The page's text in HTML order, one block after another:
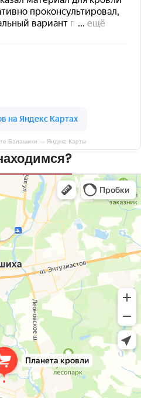
Балашихи — Яндекс Карты